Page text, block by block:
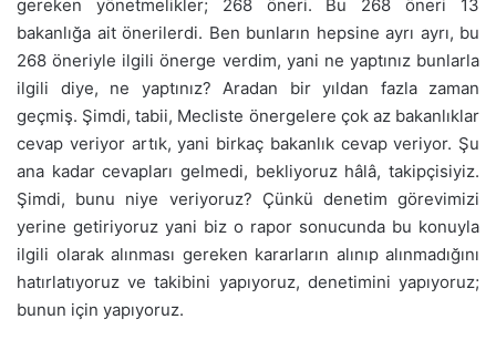
gereken yönetmelikler; 268 öneri. Bu 268 öneri 13
bakanlığa ait önerilerdi. Ben bunların hepsine ayrı ayrı, bu
268 öneriyle ilgili önerge verdim, yani ne yaptınız bunlarla
ilgili diye, ne yaptınız? Aradan bir yıldan fazla zaman
geçmiş. Şimdi, tabii, Mecliste önergelere çok az bakanlıklar
cevap veriyor artık, yani birkaç bakanlık cevap veriyor. Şu
ana kadar cevapları gelmedi, bekliyoruz hâlâ, takipçisiyiz.
Şimdi, bunu niye veriyoruz? Çünkü denetim görevimizi
yerine getiriyoruz yani biz o rapor sonucunda bu konuyla
ilgili olarak alınması gereken kararların alınıp alınmadığını
hatırlatıyoruz ve takibini yapıyoruz, denetimini yapıyoruz;
bunun için yapıyoruz.